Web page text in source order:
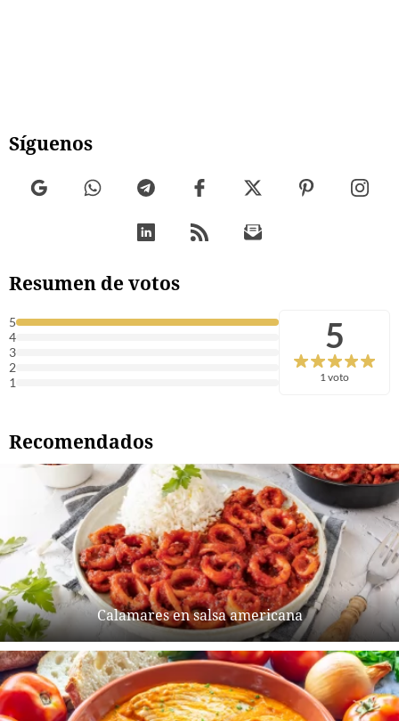
Síguenos
Resumen de votos
5
4
3
2
1
5
1 voto
Recomendados
Calamares en salsa americana